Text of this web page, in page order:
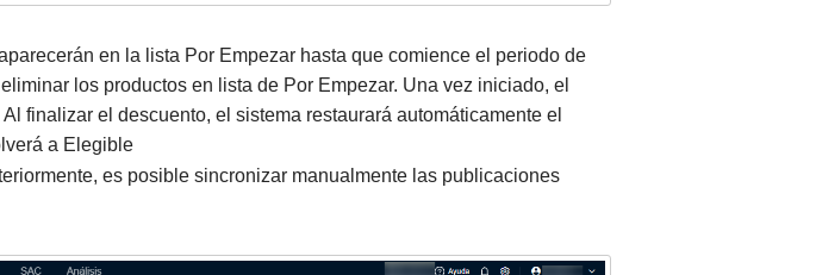
en la lista Por Empezar hasta que comience el periodo de
los productos en lista de Por Empezar. Una vez iniciado, el
finalizar el descuento, el sistema restaurará automáticamente el
a Elegible
es posible sincronizar manualmente las publicaciones